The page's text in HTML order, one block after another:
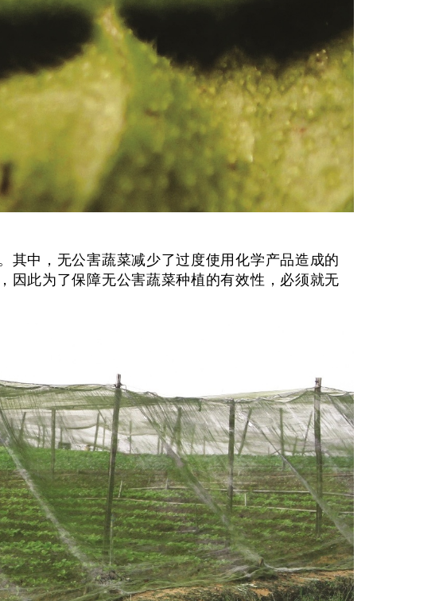
其中，无公害蔬菜减少了过度使用化学产品造成的
因此为了保障无公害蔬菜种植的有效性，必须就无